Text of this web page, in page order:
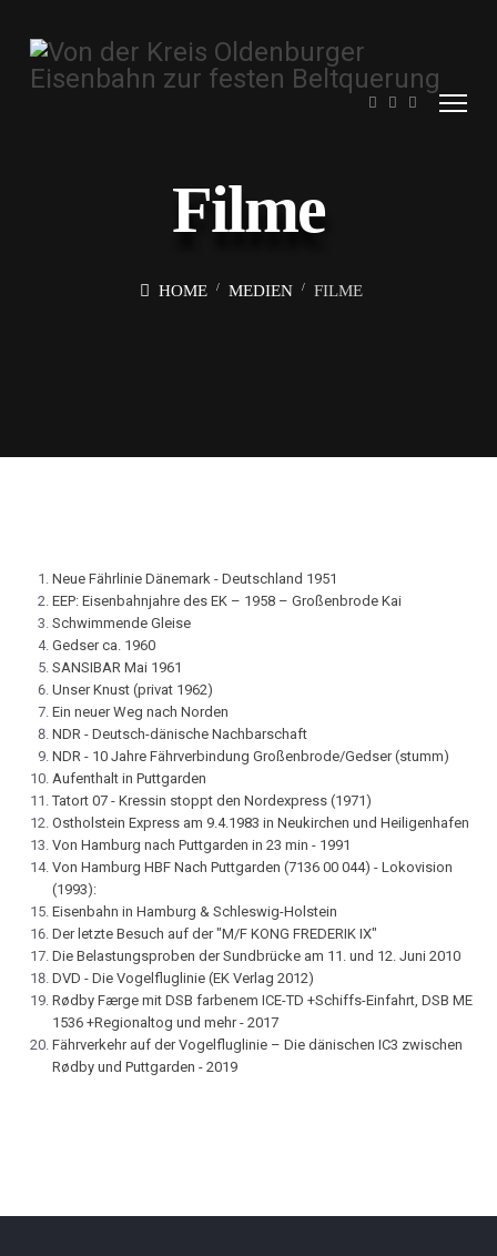
Filme
HOME MEDIEN FILME
Neue Fährlinie Dänemark - Deutschland 1951
EEP: Eisenbahnjahre des EK – 1958 – Großenbrode Kai
Schwimmende Gleise
Gedser ca. 1960
SANSIBAR Mai 1961
Unser Knust (privat 1962)
Ein neuer Weg nach Norden
NDR - Deutsch-dänische Nachbarschaft
NDR - 10 Jahre Fährverbindung Großenbrode/Gedser (stumm)
Aufenthalt in Puttgarden
Tatort 07 - Kressin stoppt den Nordexpress (1971)
Ostholstein Express am 9.4.1983 in Neukirchen und Heiligenhafen
Von Hamburg nach Puttgarden in 23 min - 1991
Von Hamburg HBF Nach Puttgarden (7136 00 044) - Lokovision
(1993):
Eisenbahn in Hamburg & Schleswig-Holstein
Der letzte Besuch auf der "M/F KONG FREDERIK IX"
Die Belastungsproben der Sundbrücke am 11. und 12. Juni 2010
DVD - Die Vogelfluglinie (EK Verlag 2012)
Rødby Færge mit DSB farbenem ICE-TD +Schiffs-Einfahrt, DSB ME
1536 +Regionaltog und mehr - 2017
Fährverkehr auf der Vogelfluglinie – Die dänischen IC3 zwischen
Rødby und Puttgarden - 2019